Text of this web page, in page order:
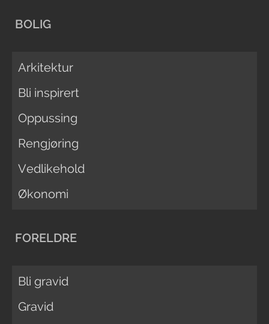
BOLIG
Arkitektur
Bli inspirert
Oppussing
Rengjøring
Vedlikehold
Økonomi
FORELDRE
Bli gravid
Gravid